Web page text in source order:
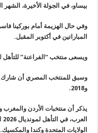
بيساو، في الجولة الأخيرة، الشهر
وفي حال الهزيمة أمام بوركينا
المباراتين في أكتوبر المقبل.
ويسعى منتخب “الفراعنة” للتأهل
و2018.
يذكر أن منتخبات الأردن
الولايات المتحدة وكندا والمكسيك.